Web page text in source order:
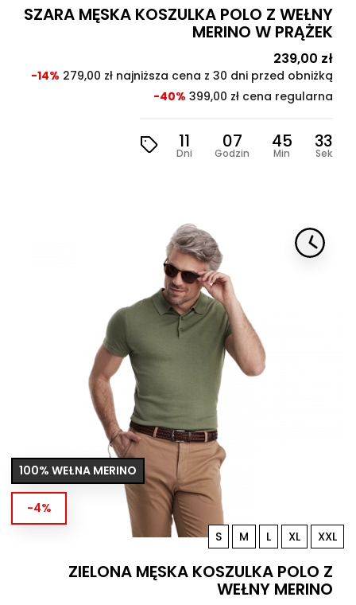
SZARA MĘSKA KOSZULKA POLO Z WEŁNY
MERINO W PRĄŻEK
Cena
239,00 zł
-14% 279,00 zł najniższa cena z 30 dni przed obniżką
-40% 399,00 zł cena regularna
11
Dni
07
Godzin
45
Min
31
Sek
100% WEŁNA MERINO
-4%
S M L XL XXL
ZIELONA MĘSKA KOSZULKA POLO Z
WEŁNY MERINO